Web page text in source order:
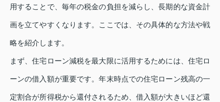
用することで、毎年の税金の負担を減らし、長期的な資金計
画を立てやすくなります。ここでは、その具体的な方法や戦
略を紹介します。
まず、住宅ローン減税を最大限に活用するためには、住宅ロ
ーンの借入額が重要です。年末時点での住宅ローン残高の一
定割合が所得税から還付されるため、借入額が大きいほど還